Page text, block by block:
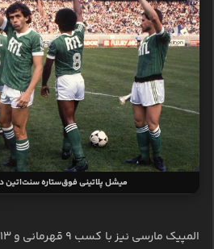
میشل پلاتینی فوق‌ستاره سنت‌اتین در دهه